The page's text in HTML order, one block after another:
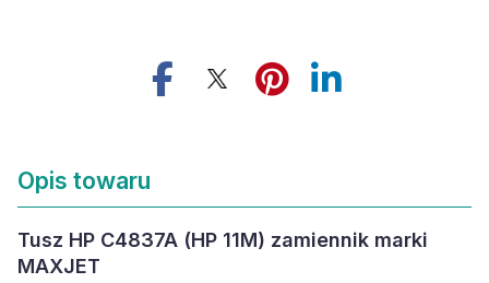
Opis towaru
Tusz HP C4837A (HP 11M) zamiennik marki
MAXJET